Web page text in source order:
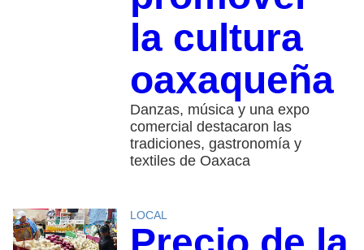
la cultura
oaxaqueña
Danzas, música y una expo
comercial destacaron las
tradiciones, gastronomía y
textiles de Oaxaca
LOCAL